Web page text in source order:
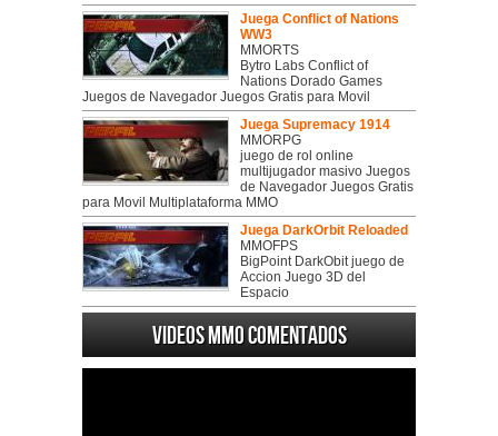
Juega Conflict of Nations
WW3
MMORTS
Bytro Labs Conflict of
Nations Dorado Games
Juegos de Navegador Juegos Gratis para Movil
Juega Supremacy 1914
MMORPG
juego de rol online
multijugador masivo Juegos
de Navegador Juegos Gratis
para Movil Multiplataforma MMO
Juega DarkOrbit Reloaded
MMOFPS
BigPoint DarkObit juego de
Accion Juego 3D del
Espacio
Videos MMO Comentados